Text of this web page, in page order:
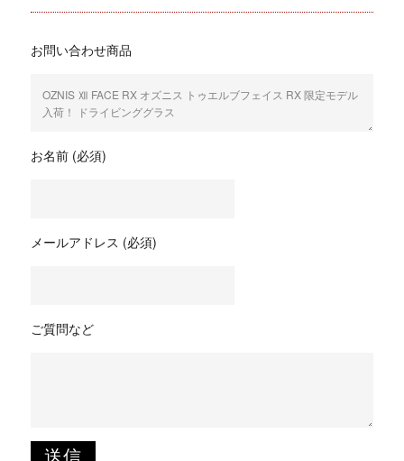
お問い合わせ商品
お名前 (必須)
メールアドレス (必須)
ご質問など